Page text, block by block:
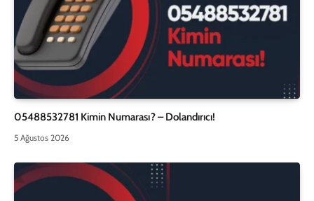
05488532781 Kimin Numarası? – Dolandırıcı!
5 Ağustos 2026